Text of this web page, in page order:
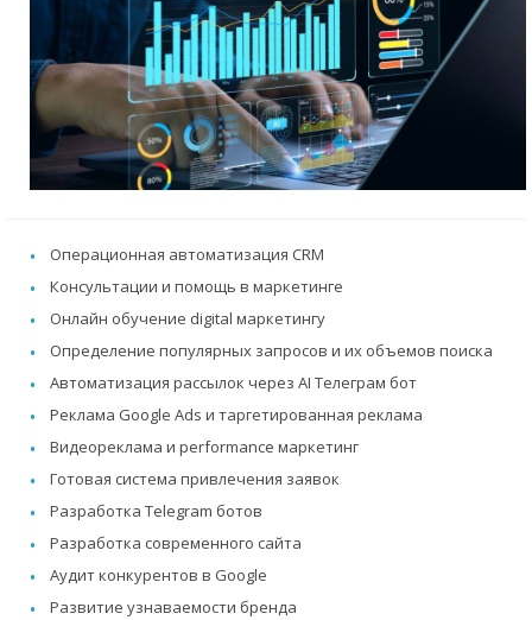
Операционная автоматизация CRM
Консультации и помощь в маркетинге
Онлайн обучение digital маркетингу
Определение популярных запросов и их объемов поиска
Автоматизация рассылок через AI Телеграм бот
Реклама Google Ads и таргетированная реклама
Видеореклама и performance маркетинг
Готовая система привлечения заявок
Разработка Telegram ботов
Разработка современного сайта
Аудит конкурентов в Google
Развитие узнаваемости бренда